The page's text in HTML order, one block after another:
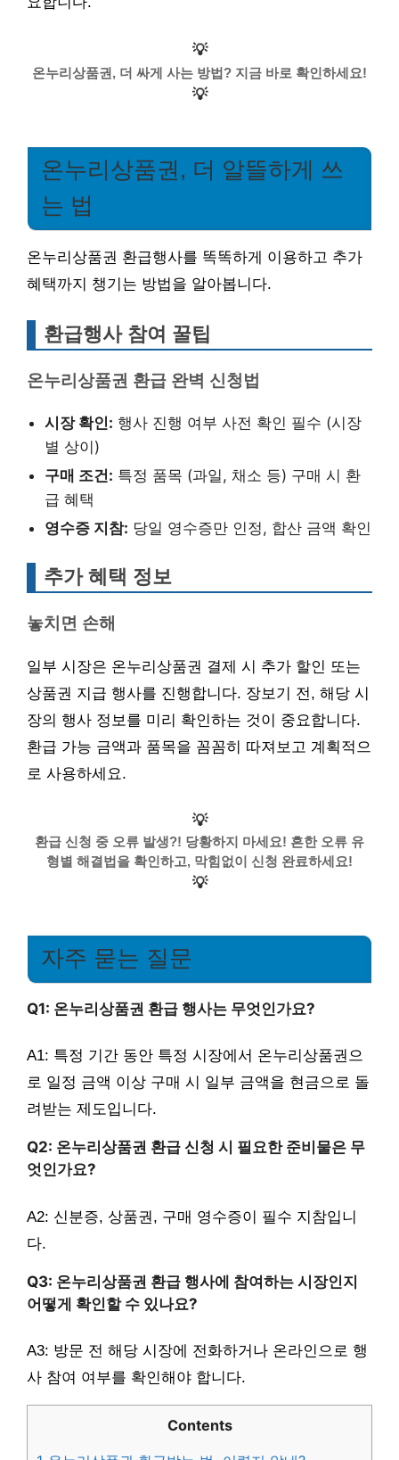
💡
온누리상품권, 더 싸게 사는 방법? 지금 바로 확인하세요!
💡
온누리상품권, 더 알뜰하게 쓰
는 법
온누리상품권 환급행사를 똑똑하게 이용하고 추가
혜택까지 챙기는 방법을 알아봅니다.
환급행사 참여 꿀팁
온누리상품권 환급 완벽 신청법
시장 확인: 행사 진행 여부 사전 확인 필수 (시장
별 상이)
구매 조건: 특정 품목 (과일, 채소 등) 구매 시 환
급 혜택
영수증 지참: 당일 영수증만 인정, 합산 금액 확인
추가 혜택 정보
놓치면 손해
일부 시장은 온누리상품권 결제 시 추가 할인 또는
상품권 지급 행사를 진행합니다. 장보기 전, 해당 시
장의 행사 정보를 미리 확인하는 것이 중요합니다.
환급 가능 금액과 품목을 꼼꼼히 따져보고 계획적으
로 사용하세요.
💡
환급 신청 중 오류 발생?! 당황하지 마세요! 흔한 오류 유
형별 해결법을 확인하고, 막힘없이 신청 완료하세요!
💡
자주 묻는 질문
Q1: 온누리상품권 환급 행사는 무엇인가요?
A1: 특정 기간 동안 특정 시장에서 온누리상품권으
로 일정 금액 이상 구매 시 일부 금액을 현금으로 돌
려받는 제도입니다.
Q2: 온누리상품권 환급 신청 시 필요한 준비물은 무
엇인가요?
A2: 신분증, 상품권, 구매 영수증이 필수 지참입니
다.
Q3: 온누리상품권 환급 행사에 참여하는 시장인지
어떻게 확인할 수 있나요?
A3: 방문 전 해당 시장에 전화하거나 온라인으로 행
사 참여 여부를 확인해야 합니다.
Contents